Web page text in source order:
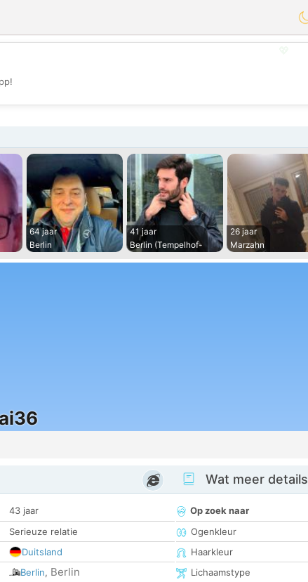
💕
64 jaar
Berlin
41 jaar
Berlin (Tempelhof-
26 jaar
Marzahn
43 jaar
Serieuze relatie
Duitsland
Berlin, Berlin
Wat meer details
Op zoek naar
Ogenkleur
Haarkleur
Lichaamstype